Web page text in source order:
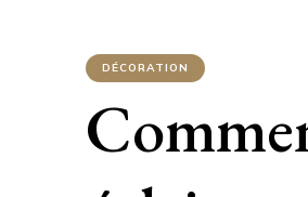
DÉCORATION